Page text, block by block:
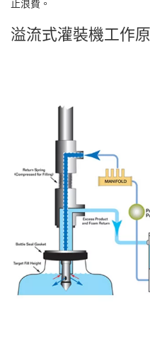
止浪費。
溢流式灌裝機工作